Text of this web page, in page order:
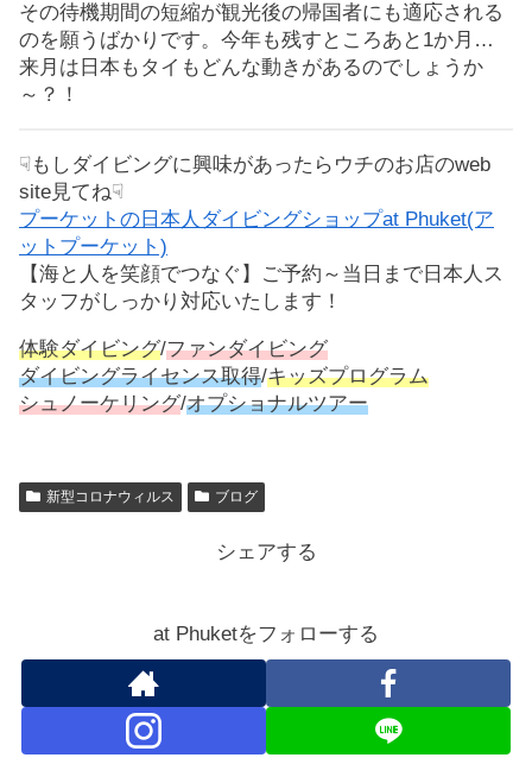
その待機期間の短縮が観光後の帰国者にも適応される
のを願うばかりです。今年も残すところあと1か月…
来月は日本もタイもどんな動きがあるのでしょうか
～？！
☟もしダイビングに興味があったらウチのお店のweb
site見てね☟
プーケットの日本人ダイビングショップat Phuket(ア
ットプーケット)
【海と人を笑顔でつなぐ】ご予約～当日まで日本人ス
タッフがしっかり対応いたします！
体験ダイビング/ファンダイビング
ダイビングライセンス取得/キッズプログラム
シュノーケリング/オプショナルツアー
新型コロナウィルス ブログ
シェアする
at Phuketをフォローする